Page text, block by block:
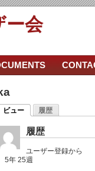
ー会
ビュー 履歴
履歴
ユーザー登録から
5年 25週